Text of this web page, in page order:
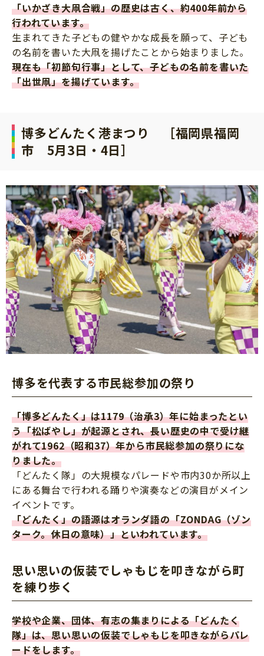
「いかざき大凧合戦」の歴史は古く、約400年前から
行われています。
生まれてきた子どもの健やかな成長を願って、子ども
の名前を書いた大凧を揚げたことから始まりました。
現在も「初節句行事」として、子どもの名前を書いた
「出世凧」を揚げています。
博多どんたく港まつり ［福岡県福岡
市 5月3日・4日］
博多を代表する市民総参加の祭り
「博多どんたく」は1179（治承3）年に始まったとい
う「松ばやし」が起源とされ、長い歴史の中で受け継
がれて1962（昭和37）年から市民総参加の祭りにな
りました。
「どんたく隊」の大規模なパレードや市内30か所以上
にある舞台で行われる踊りや演奏などの演目がメイン
イベントです。
「どんたく」の語源はオランダ語の「ZONDAG（ゾン
ターク。休日の意味）」といわれています。
思い思いの仮装でしゃもじを叩きながら町
を練り歩く
学校や企業、団体、有志の集まりによる「どんたく
隊」は、思い思いの仮装でしゃもじを叩きながらパレ
ードをします。